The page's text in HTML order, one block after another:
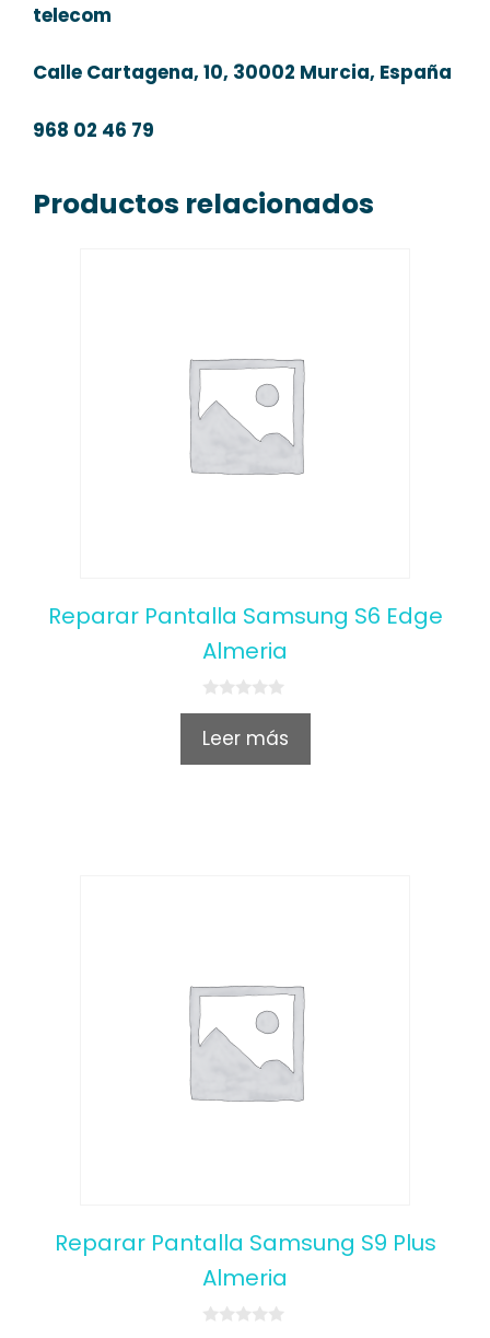
telecom
Calle Cartagena, 10, 30002 Murcia, España
968 02 46 79
Productos relacionados
Reparar Pantalla Samsung S6 Edge
Almeria
0
u
Leer más
Reparar Pantalla Samsung S9 Plus
Almeria